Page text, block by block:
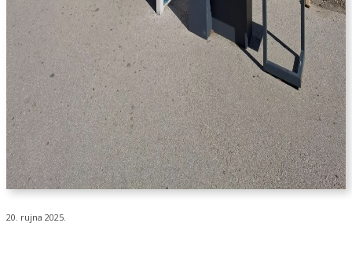
20. rujna 2025.